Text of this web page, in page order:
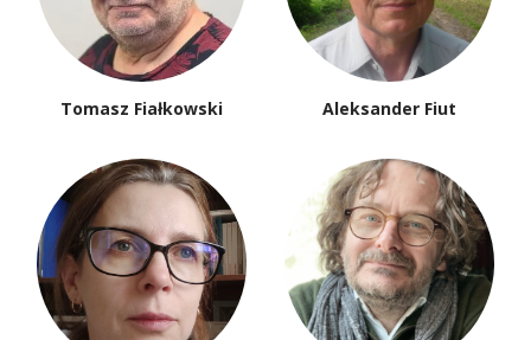
Tomasz Fiałkowski Aleksander Fiut